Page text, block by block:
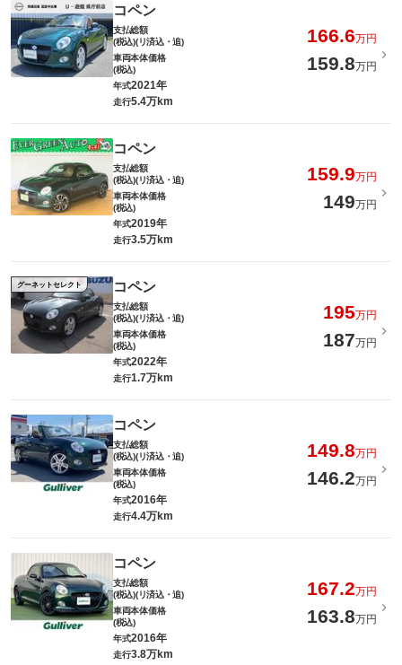
コペン
支払総額
(税込)(リ済込・追)
166.6万円
車両本体価格
(税込)
159.8万円
年式2021年
走行5.4万km
コペン
支払総額
(税込)(リ済込・追)
159.9万円
車両本体価格
(税込)
149万円
年式2019年
走行3.5万km
グーネットセレクト コペン
支払総額
(税込)(リ済込・追)
195万円
車両本体価格
(税込)
187万円
年式2022年
走行1.7万km
コペン
支払総額
(税込)(リ済込・追)
149.8万円
車両本体価格
(税込)
146.2万円
年式2016年
走行4.4万km
コペン
支払総額
(税込)(リ済込・追)
167.2万円
車両本体価格
(税込)
163.8万円
年式2016年
走行3.8万km